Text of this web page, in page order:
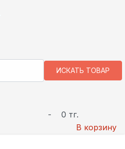
-
0 тг.
В корзину